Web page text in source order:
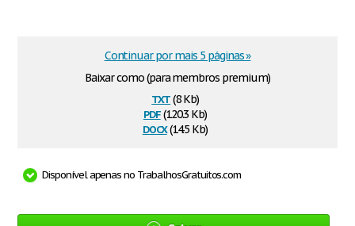
Baixar como (para membros premium)
txt(8 Kb)
pdf(120.3 Kb)
docx(14.5 Kb)
Continuar por mais 5 páginas »
Disponível apenas no TrabalhosGratuitos.com